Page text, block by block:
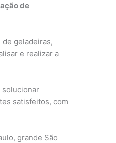
de
de geladeiras,
e realizar a
solucionar
satisfeitos, com
grande São